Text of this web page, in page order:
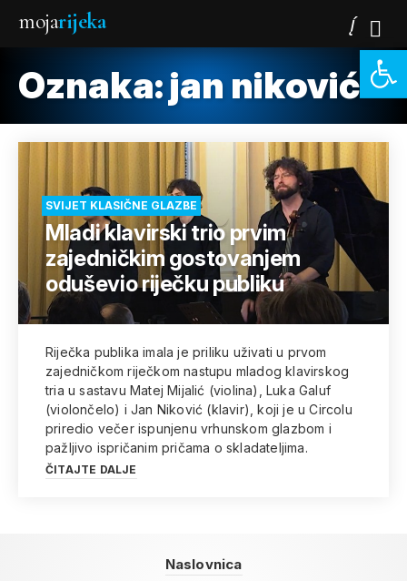
mojarijeka
Oznaka:jan niković
SVIJET KLASIČNE GLAZBE
Mladi klavirski trio prvim
zajedničkim gostovanjem
oduševio riječku publiku
Riječka publika imala je priliku uživati u prvom
zajedničkom riječkom nastupu mladog klavirskog
tria u sastavu Matej Mijalić (violina), Luka Galuf
(violončelo) i Jan Niković (klavir), koji je u Circolu
priredio večer ispunjenu vrhunskom glazbom i
pažljivo ispričanim pričama o skladateljima.
ČITAJTE DALJE
Naslovnica